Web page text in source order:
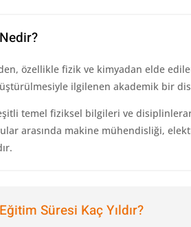
özellikle fizik ve kimyadan elde
ilgilenen akademik bir
temel fiziksel bilgileri ve
arasında makine mühendisliği,
Süresi Kaç Yıldır?